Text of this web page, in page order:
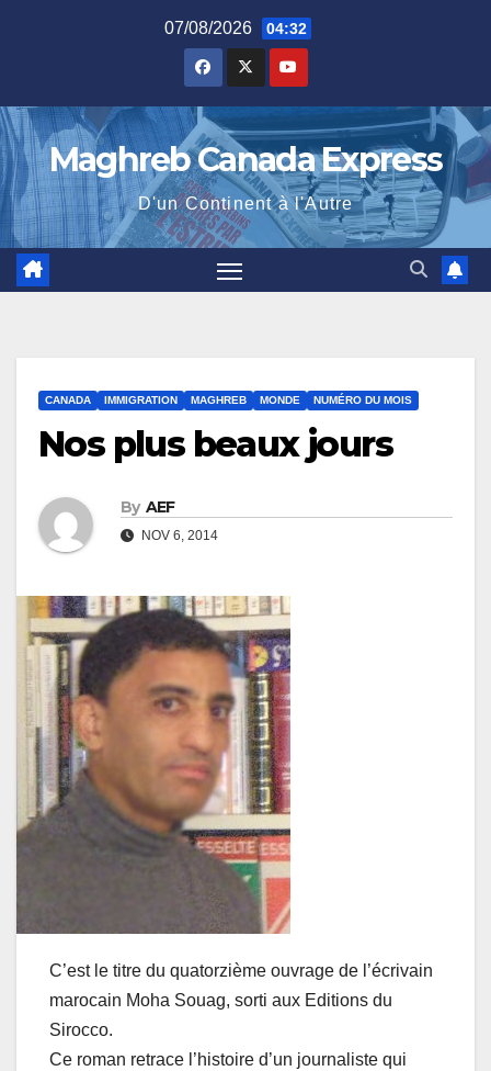
07/08/2026 04:32
Maghreb Canada Express
D'un Continent à l'Autre
CANADA IMMIGRATION MAGHREB MONDE NUMÉRO DU MOIS
Nos plus beaux jours
By AEF
NOV 6, 2014
C’est le titre du quatorzième ouvrage de l’écrivain
marocain Moha Souag, sorti aux Editions du
Sirocco.
Ce roman retrace l’histoire d’un journaliste qui